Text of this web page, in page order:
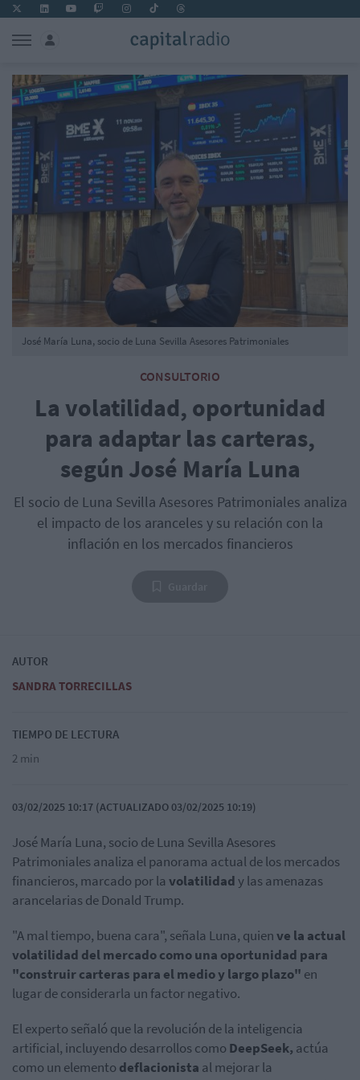
CONSULTORIO
La volatilidad, oportunidad
para adaptar las carteras,
según José María Luna
El socio de Luna Sevilla Asesores Patrimoniales analiza
el impacto de los aranceles y su relación con la
inflación en los mercados financieros
José María Luna, socio de Luna Sevilla Asesores Patrimoniales
AUTOR
SANDRA TORRECILLAS
TIEMPO DE LECTURA
2 min
03/02/2025 10:17 (ACTUALIZADO 03/02/2025 10:19)
José María Luna, socio de Luna Sevilla Asesores
Patrimoniales analiza el panorama actual de los mercados
financieros, marcado por la volatilidady las amenazas
arancelarias de Donald Trump.
"A mal tiempo, buena cara", señala Luna, quienve la actual
volatilidad del mercado como una oportunidad para
"construir carteras para el medio y largo plazo" en
lugar de considerarla un factor negativo.
El experto señaló que la revolución de la inteligencia
artificial, incluyendo desarrollos como DeepSeek, actúa
como un elemento deflacionista al mejorar la